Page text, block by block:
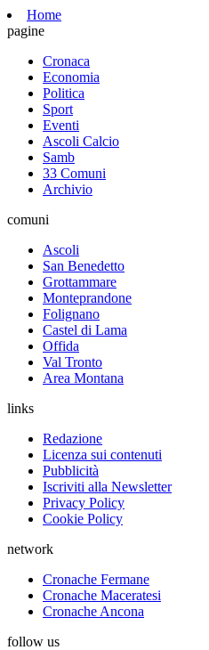
Home
pagine
Cronaca
Economia
Politica
Sport
Eventi
Ascoli Calcio
Samb
33 Comuni
Archivio
comuni
Ascoli
San Benedetto
Grottammare
Monteprandone
Folignano
Castel di Lama
Offida
Val Tronto
Area Montana
links
Redazione
Licenza sui contenuti
Pubblicità
Iscriviti alla Newsletter
Privacy Policy
Cookie Policy
network
Cronache Fermane
Cronache Maceratesi
Cronache Ancona
follow us